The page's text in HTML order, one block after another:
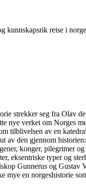
kunnskapsrik reise i
strekker seg fra Olav
nye verket om Norges
tilblivelsen av en
av den gjennom
konger, pilegrimer
eksentriske typer og
Gunnerus og Gustav
mye en norgeshistorie